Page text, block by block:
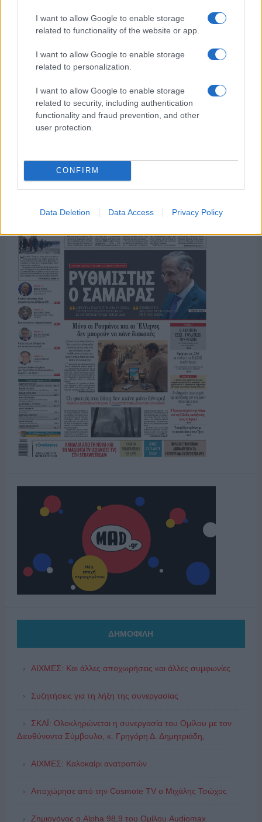
I want to allow Google to enable storage
related to functionality of the website or app.
I want to allow Google to enable storage
related to personalization.
I want to allow Google to enable storage
related to security, including authentication
functionality and fraud prevention, and other
user protection.
CONFIRM
Data Deletion Data Access Privacy Policy
το ελληνικό καλοκαίρι και ένας
πολιτισμός που μας ενώνει κάθε μέρα.
ΟΣΑ ΧΡΕΙΑΖΕΣΑΙ
ΔΗΜΟΦΙΛΗ
ΑΙΧΜΕΣ: Και άλλες αποχωρήσεις και άλλες συμφωνίες
Συζητήσεις για τη λήξη της συνεργασίας
ΣΚΑΪ: Ολοκληρώνεται η συνεργασία του Ομίλου με τον
Διευθύνοντα Σύμβουλο, κ. Γρηγόρη Δ. Δημητριάδη,
ΑΙΧΜΕΣ: Καλοκαίρι ανατροπών
Αποχώρησε από την Cosmote TV o Μιχάλης Τσώχος
Ζημιογόνος ο Alpha 98,9 του Ομίλου Audiomax